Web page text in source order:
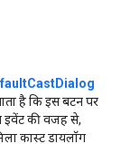
है कि इस बटन पर
इवेंट की वजह से,
कास्ट डायलॉग